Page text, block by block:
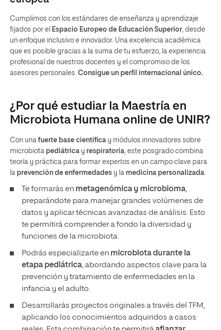
Cumplimos con los estándares de enseñanza y aprendizaje
fijados por el Espacio Europeo de Educación Superior, desde
un enfoque inclusivo e innovador. Una excelencia académica
que es posible gracias a la suma de tu esfuerzo, la experiencia
profesional de nuestros docentes y el compromiso de los
asesores personales. Consigue un perfil internacional único.
¿Por qué estudiar la Maestría en
Microbiota Humana online de UNIR?
Con una fuerte base científica y módulos innovadores sobre
microbiota pediátrica y respiratoria, este posgrado combina
teoría y práctica para formar expertos en un campo clave para
la prevención de enfermedades y la medicina personalizada.
Te formarás en metagenómica y microbioma,
preparándote para manejar grandes volúmenes de
datos y aplicar técnicas avanzadas de análisis. Esto
te permitirá comprender a fondo la diversidad y
funciones de la microbiota.
Podrás especializarte en microbiota durante la
etapa pediátrica, abordando aspectos clave para la
prevención y tratamiento de enfermedades en la
infancia y el adulto.
Desarrollarás proyectos originales a través del TFM,
aplicando los conocimientos adquiridos a casos